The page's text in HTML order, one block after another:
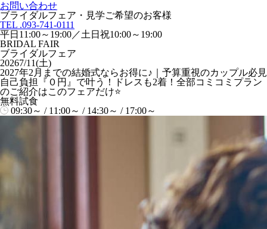
お問い合わせ
ブライダルフェア・見学ご希望のお客様
TEL .093-741-0111
平日11:00～19:00／土日祝10:00～19:00
BRIDAL FAIR
ブライダルフェア
20267/11(土)
2027年2月までの結婚式ならお得に♪｜予算重視のカップル必見
自己負担『０円』で叶う！ドレスも2着！全部コミコミプラン
のご紹介はこのフェアだけ⭐
無料試食
09:30～ / 11:00～ / 14:30～ / 17:00～